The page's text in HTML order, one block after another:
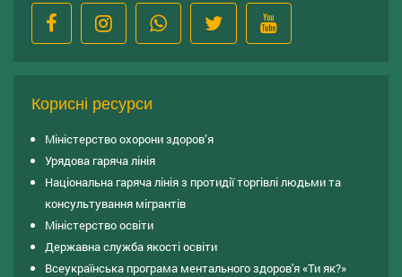
Корисні ресурси
Міністерство охорони здоров’я
Урядова гаряча лінія
Національна гаряча лінія з протидії торгівлі людьми та
консультування мiгрантiв
Міністерство освіти
Державна служба якості освіти
Всеукраїнська програма ментального здоров'я «Ти як?»